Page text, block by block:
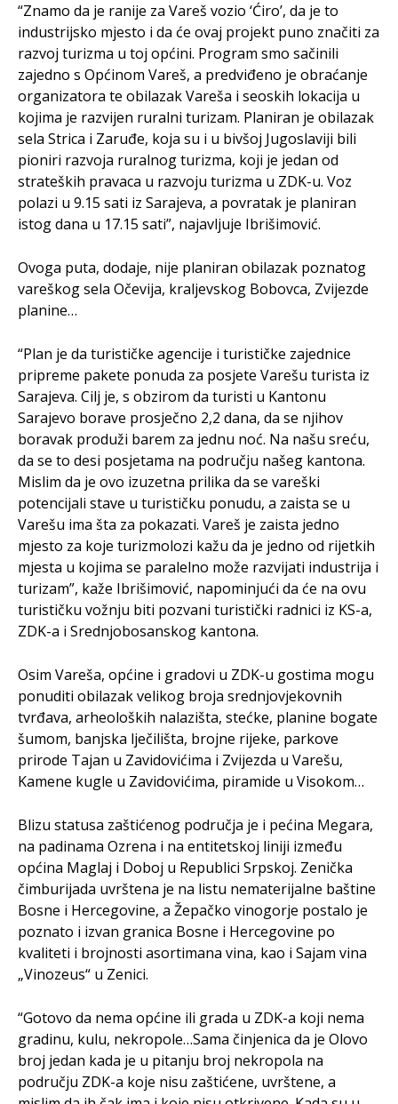
“Znamo da je ranije za Vareš vozio ‘Ćiro’, da je to
industrijsko mjesto i da će ovaj projekt puno značiti za
razvoj turizma u toj općini. Program smo sačinili
zajedno s Općinom Vareš, a predviđeno je obraćanje
organizatora te obilazak Vareša i seoskih lokacija u
kojima je razvijen ruralni turizam. Planiran je obilazak
sela Strica i Zaruđe, koja su i u bivšoj Jugoslaviji bili
pioniri razvoja ruralnog turizma, koji je jedan od
strateških pravaca u razvoju turizma u ZDK-u. Voz
polazi u 9.15 sati iz Sarajeva, a povratak je planiran
istog dana u 17.15 sati”, najavljuje Ibrišimović.
Ovoga puta, dodaje, nije planiran obilazak poznatog
vareškog sela Očevija, kraljevskog Bobovca, Zvijezde
planine…
“Plan je da turističke agencije i turističke zajednice
pripreme pakete ponuda za posjete Varešu turista iz
Sarajeva. Cilj je, s obzirom da turisti u Kantonu
Sarajevo borave prosječno 2,2 dana, da se njihov
boravak produži barem za jednu noć. Na našu sreću,
da se to desi posjetama na području našeg kantona.
Mislim da je ovo izuzetna prilika da se vareški
potencijali stave u turističku ponudu, a zaista se u
Varešu ima šta za pokazati. Vareš je zaista jedno
mjesto za koje turizmolozi kažu da je jedno od rijetkih
mjesta u kojima se paralelno može razvijati industrija i
turizam”, kaže Ibrišimović, napominjući da će na ovu
turističku vožnju biti pozvani turistički radnici iz KS-a,
ZDK-a i Srednjobosanskog kantona.
Osim Vareša, općine i gradovi u ZDK-u gostima mogu
ponuditi obilazak velikog broja srednjovjekovnih
tvrđava, arheoloških nalazišta, stećke, planine bogate
šumom, banjska lječilišta, brojne rijeke, parkove
prirode Tajan u Zavidovićima i Zvijezda u Varešu,
Kamene kugle u Zavidovićima, piramide u Visokom…
Blizu statusa zaštićenog područja je i pećina Megara,
na padinama Ozrena i na entitetskoj liniji između
općina Maglaj i Doboj u Republici Srpskoj. Zenička
čimburijada uvrštena je na listu nematerijalne baštine
Bosne i Hercegovine, a Žepačko vinogorje postalo je
poznato i izvan granica Bosne i Hercegovine po
kvaliteti i brojnosti asortimana vina, kao i Sajam vina
„Vinozeus“ u Zenici.
“Gotovo da nema općine ili grada u ZDK-a koji nema
gradinu, kulu, nekropole…Sama činjenica da je Olovo
broj jedan kada je u pitanju broj nekropola na
području ZDK-a koje nisu zaštićene, uvrštene, a